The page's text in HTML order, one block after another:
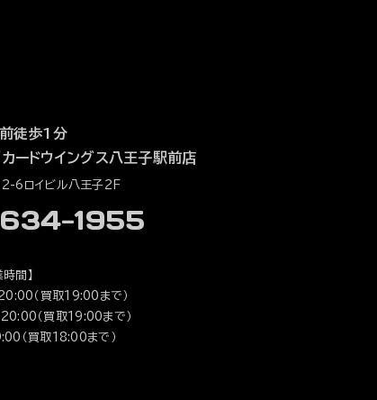
徒歩1分
カードウイングス八王子駅前店
6ロイビル八王子2F
1955
時間】
（買取19:00まで）
（買取19:00まで）
（買取18:00まで）